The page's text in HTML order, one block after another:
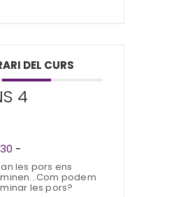
DEL CURS
4
-
les pors ens
podem
les pors?